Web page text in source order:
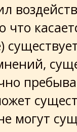
что
могут